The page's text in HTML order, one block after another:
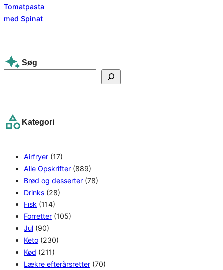
Søg
e
c
Kategori
Airfryer (17)
Alle Opskrifter (889)
Brød og desserter (78)
Drinks (28)
Fisk (114)
Forretter (105)
Jul (90)
Keto (230)
Kød (211)
Lækre efterårsretter (70)